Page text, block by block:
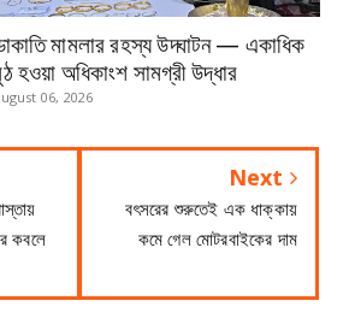
মামলার রহস্য উদ্ঘাটন — একাধিক
অধিকাংশ সামগ্রী উদ্ধার
06, 2026
কবলে
Next
বৎসরের শুরুতেই এক ধাক্কায়
কমে গেল মোটরবাইকের দাম